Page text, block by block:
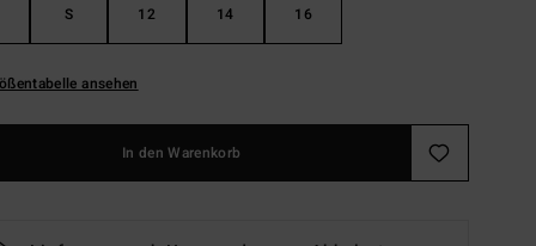
S 12 14 16
ansehen
In den Warenkorb